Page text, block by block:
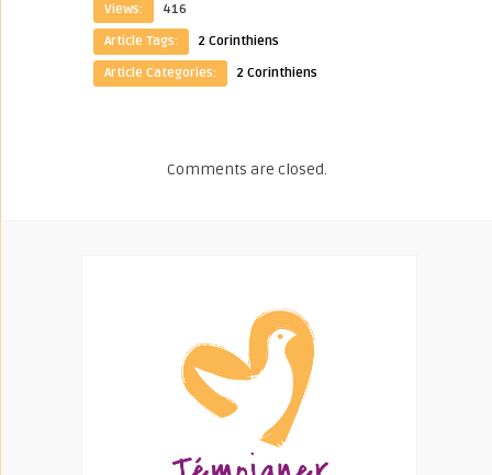
Views:
416
Article Tags:
2 Corinthiens
Article Categories:
2 Corinthiens
Comments are closed.